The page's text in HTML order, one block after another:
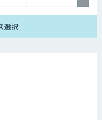
選択